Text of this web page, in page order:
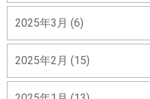
2025年3月 (6)
2025年2月 (15)